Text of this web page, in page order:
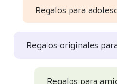
Regalos para
Regalos originales
Regalos para